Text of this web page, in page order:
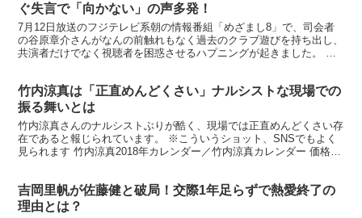
ぐ失言で「向かない」の声多発！
7月12日放送のフジテレビ系朝の情報番組「めざまし8」で、司会者
の谷原章介さんがなんの前触れもなく過去のクラブ遊びを持ち出し、
共演者だけでなく視聴者を困惑させるハプニングが起きました。 ※
竹内涼真は「正直めんどくさい」ナルシストな現場での
振る舞いとは
竹内涼真さんのナルシストぶりが酷く、現場では正直めんどくさい存
在であると報じられています。 ※こういうショット、SNSでもよく
見られます 竹内涼真2018年カレンダー／竹内涼真カレンダー 価格：
吉岡里帆が佐藤健と破局！交際1年足らずで熱愛終了の
理由とは？